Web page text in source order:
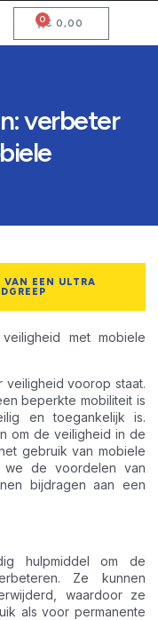
€ 0,00
0
verbeter
EEN ULTRA
met mobiele
veiligheid voorop staat.
beperkte mobiliteit is
en toegankelijk is.
om de veiligheid in de
gebruik van mobiele
we de voordelen van
bijdragen aan een
hulpmiddel om de
Ze kunnen
waardoor ze
als voor permanente